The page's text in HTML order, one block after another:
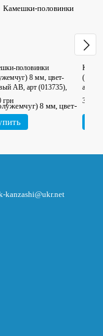
половинки
8 мм, цвет-
АВ, арт (013735),
100 шт
грн
арт
98-
31.70
kanzashi@ukr.net